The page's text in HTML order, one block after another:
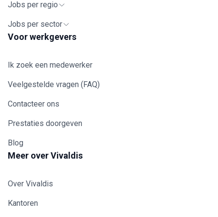
Jobs per regio
Jobs per sector
Voor werkgevers
Ik zoek een medewerker
Veelgestelde vragen (FAQ)
Contacteer ons
Prestaties doorgeven
Blog
Meer over Vivaldis
Over Vivaldis
Kantoren